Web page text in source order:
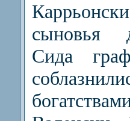
сыновья
Сида